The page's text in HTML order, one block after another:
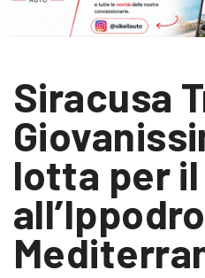
Siracusa
lotta per